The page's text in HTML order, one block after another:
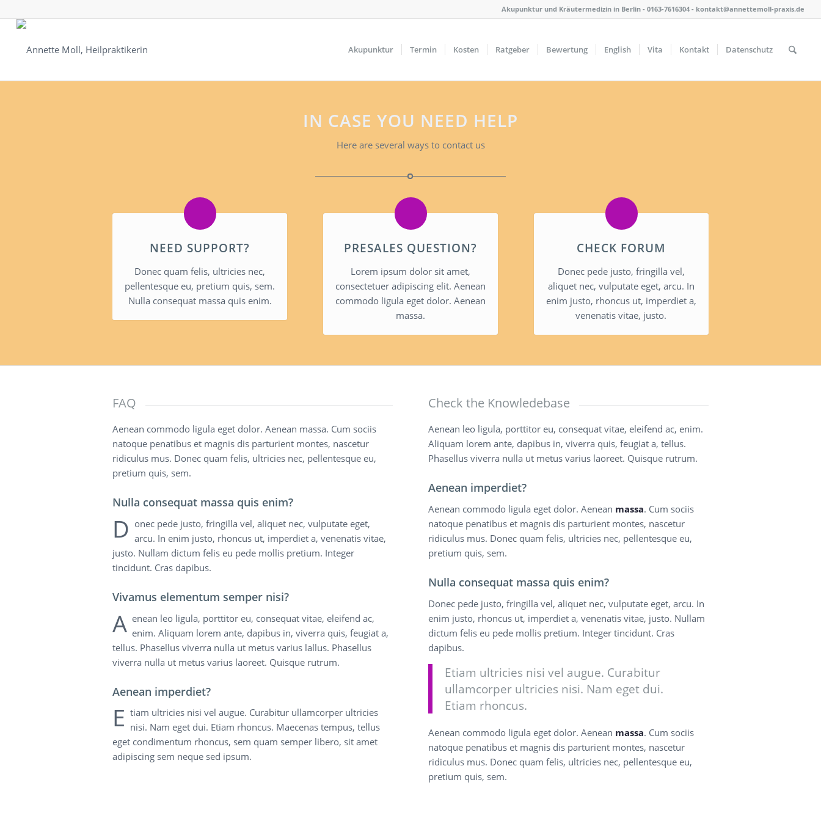
Akupunktur und Kräutermedizin in Berlin - 0163-7616304 - kontakt@annettemoll-praxis.de
Akupunktur Termin Kosten Ratgeber Bewertung English Vita Kontakt Datenschutz
IN CASE YOU NEED HELP
Here are several ways to contact us
NEED SUPPORT?
Donec quam felis, ultricies nec,
pellentesque eu, pretium quis, sem.
Nulla consequat massa quis enim.
PRESALES QUESTION?
Lorem ipsum dolor sit amet,
consectetuer adipiscing elit. Aenean
commodo ligula eget dolor. Aenean
massa.
CHECK FORUM
Donec pede justo, fringilla vel,
aliquet nec, vulputate eget, arcu. In
enim justo, rhoncus ut, imperdiet a,
venenatis vitae, justo.
FAQ
Aenean commodo ligula eget dolor. Aenean massa. Cum sociis
natoque penatibus et magnis dis parturient montes, nascetur
ridiculus mus. Donec quam felis, ultricies nec, pellentesque eu,
pretium quis, sem.
Nulla consequat massa quis enim?
D onec pede justo, fringilla vel, aliquet nec, vulputate eget,
arcu. In enim justo, rhoncus ut, imperdiet a, venenatis vitae,
justo. Nullam dictum felis eu pede mollis pretium. Integer
tincidunt. Cras dapibus.
Vivamus elementum semper nisi?
A enean leo ligula, porttitor eu, consequat vitae, eleifend ac,
enim. Aliquam lorem ante, dapibus in, viverra quis, feugiat a,
tellus. Phasellus viverra nulla ut metus varius lallus. Phasellus
viverra nulla ut metus varius laoreet. Quisque rutrum.
Aenean imperdiet?
E tiam ultricies nisi vel augue. Curabitur ullamcorper ultricies
nisi. Nam eget dui. Etiam rhoncus. Maecenas tempus, tellus
eget condimentum rhoncus, sem quam semper libero, sit amet
adipiscing sem neque sed ipsum.
Check the Knowledebase
Aenean leo ligula, porttitor eu, consequat vitae, eleifend ac, enim.
Aliquam lorem ante, dapibus in, viverra quis, feugiat a, tellus.
Phasellus viverra nulla ut metus varius laoreet. Quisque rutrum.
Aenean imperdiet?
Aenean commodo ligula eget dolor. Aenean massa. Cum sociis
natoque penatibus et magnis dis parturient montes, nascetur
ridiculus mus. Donec quam felis, ultricies nec, pellentesque eu,
pretium quis, sem.
Nulla consequat massa quis enim?
Donec pede justo, fringilla vel, aliquet nec, vulputate eget, arcu. In
enim justo, rhoncus ut, imperdiet a, venenatis vitae, justo. Nullam
dictum felis eu pede mollis pretium. Integer tincidunt. Cras
dapibus.
Etiam ultricies nisi vel augue. Curabitur
ullamcorper ultricies nisi. Nam eget dui.
Etiam rhoncus.
Aenean commodo ligula eget dolor. Aenean massa. Cum sociis
natoque penatibus et magnis dis parturient montes, nascetur
ridiculus mus. Donec quam felis, ultricies nec, pellentesque eu,
pretium quis, sem.